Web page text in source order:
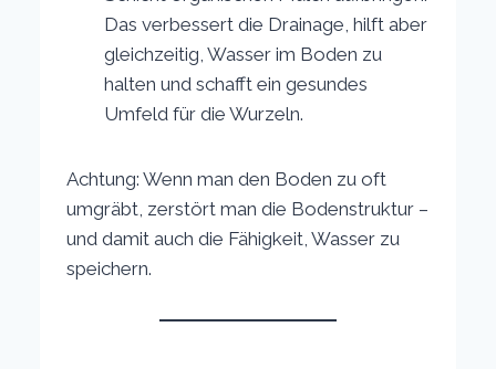
Das verbessert die Drainage, hilft aber
gleichzeitig, Wasser im Boden zu
halten und schafft ein gesundes
Umfeld für die Wurzeln.
Achtung: Wenn man den Boden zu oft
umgräbt, zerstört man die Bodenstruktur –
und damit auch die Fähigkeit, Wasser zu
speichern.